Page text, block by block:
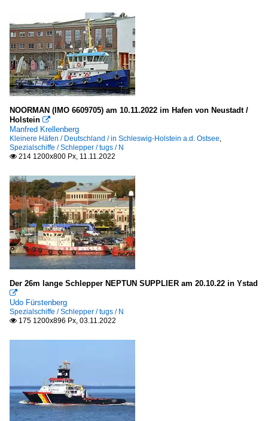
NOORMAN (IMO 6609705) am 10.11.2022 im Hafen von Neustadt /
Holstein 
Manfred Krellenberg
Kleinere Häfen / Deutschland / in Schleswig-Holstein a.d. Ostsee,
Spezialschiffe / Schlepper / tugs / N
 214 1200x800 Px, 11.11.2022
Der 26m lange Schlepper NEPTUN SUPPLIER am 20.10.22 in Ystad

Udo Fürstenberg
Spezialschiffe / Schlepper / tugs / N
 175 1200x896 Px, 03.11.2022